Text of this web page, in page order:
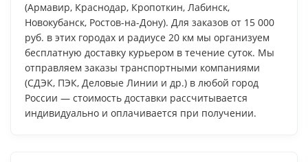
(Армавир, Краснодар, Кропоткин, Лабинск,
Новокубанск, Ростов-на-Дону). Для заказов от 15 000
руб. в этих городах и радиусе 20 км мы организуем
бесплатную доставку курьером в течение суток. Мы
отправляем заказы транспортными компаниями
(СДЭК, ПЭК, Деловые Линии и др.) в любой город
России — стоимость доставки рассчитывается
индивидуально и оплачивается при получении.